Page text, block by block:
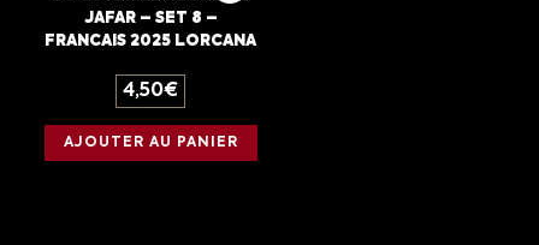
JAFAR – SET 8 –
FRANCAIS 2025 LORCANA
4,50€
AJOUTER AU PANIER